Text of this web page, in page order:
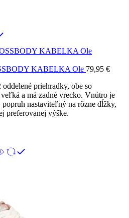
KABELKA Ole 79,95 €
priehradky, obe so
a má zadné vrecko. Vnútro je
nastaviteľný na rôzne dĺžky,
preferovanej výške.